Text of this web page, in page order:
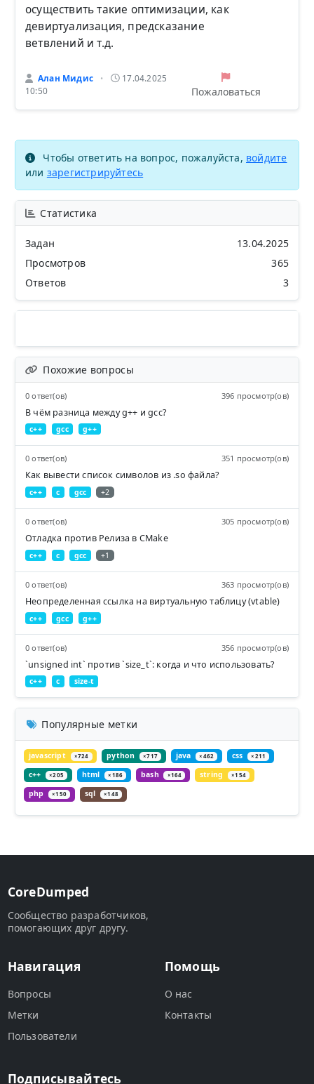
осуществить такие оптимизации, как
девиртуализация, предсказание
ветвлений и т.д.
Алан Мидис •
17.04.2025
10:50
Пожаловаться
Чтобы ответить на вопрос, пожалуйста, войдите
или зарегистрируйтесь
Статистика
Задан
13.04.2025
Просмотров
365
Ответов
3
Похожие вопросы
0 ответ(ов) 396 просмотр(ов)
В чём разница между g++ и gcc?
c++ gcc g++
0 ответ(ов) 351 просмотр(ов)
Как вывести список символов из .so файла?
c++ c gcc +2
0 ответ(ов) 305 просмотр(ов)
Отладка против Релиза в CMake
c++ c gcc +1
0 ответ(ов) 363 просмотр(ов)
Неопределенная ссылка на виртуальную таблицу (vtable)
c++ gcc g++
0 ответ(ов) 356 просмотр(ов)
`unsigned int` против `size_t`: когда и что использовать?
c++ c size-t
Популярные метки
javascript ×724 python ×717 java ×462 css ×211
c++ ×205 html ×186 bash ×164 string ×154
php ×150 sql ×148
CoreDumped
Сообщество разработчиков,
помогающих друг другу.
Навигация
Вопросы
Метки
Пользователи
Помощь
О нас
Контакты
Подписывайтесь